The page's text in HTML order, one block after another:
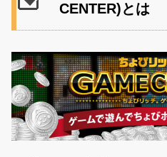
CENTER)とは